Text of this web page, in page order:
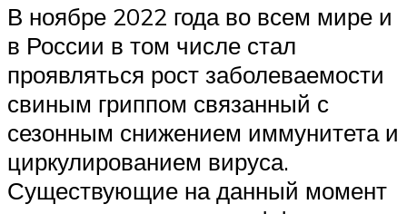
В ноябре 2022 года во всем мире и
в России в том числе стал
проявляться рост заболеваемости
свиным гриппом связанный с
сезонным снижением иммунитета и
циркулированием вируса.
Существующие на данный момент